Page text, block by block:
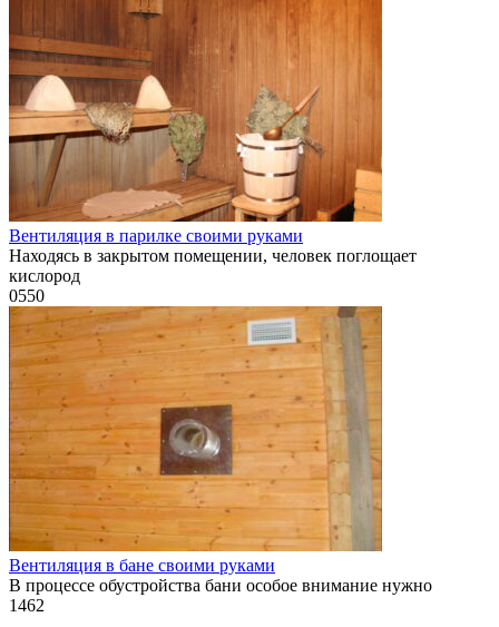
Вентиляция в парилке своими руками
Находясь в закрытом помещении, человек поглощает
кислород
0550
Вентиляция в бане своими руками
В процессе обустройства бани особое внимание нужно
1462